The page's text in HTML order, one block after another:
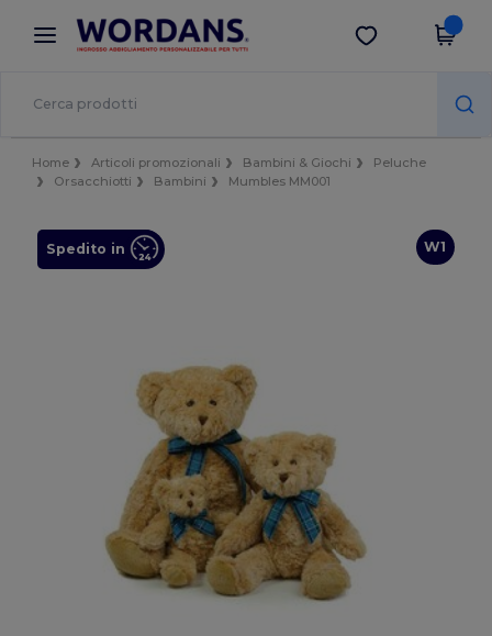
× App Wordans
Prezzi migliori sull'app!
Scarica app
Home Articoli promozionali Bambini & Giochi
Peluche
Orsacchiotti
Bambini Mumbles MM001
W1
Spedito in